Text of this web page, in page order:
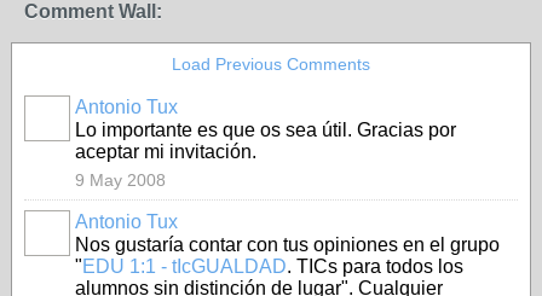
Comment Wall:
Load Previous Comments
Antonio Tux
Lo importante es que os sea útil. Gracias por
aceptar mi invitación.
9 May 2008
Antonio Tux
Nos gustaría contar con tus opiniones en el grupo
"EDU 1:1 - tIcGUALDAD. TICs para todos los
alumnos sin distinción de lugar". Cualquier